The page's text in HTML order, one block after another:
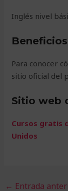
Inglés nivel
Para conocer
sitio oficial del
Sitio web
Cursos gratis
Unidos
← Entrada